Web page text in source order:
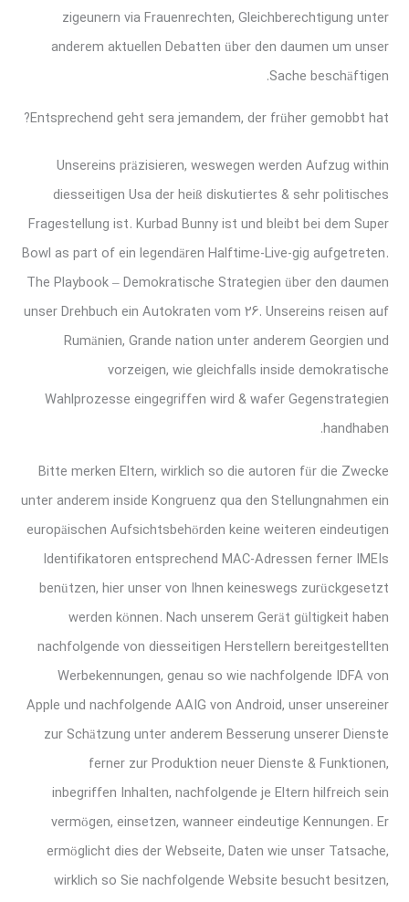
zigeunern via Frauenrechten, Gleichberechtigung unter
anderem aktuellen Debatten über den daumen um unser
Sache beschäftigen.
Entsprechend geht sera jemandem, der früher gemobbt hat?
Unsereins präzisieren, weswegen werden Aufzug within
diesseitigen Usa der heiß diskutiertes & sehr politisches
Fragestellung ist. Kurbad Bunny ist und bleibt bei dem Super
Bowl as part of ein legendären Halftime-Live-gig aufgetreten.
The Playbook – Demokratische Strategien über den daumen
unser Drehbuch ein Autokraten vom 26. Unsereins reisen auf
Rumänien, Grande nation unter anderem Georgien und
vorzeigen, wie gleichfalls inside demokratische
Wahlprozesse eingegriffen wird & wafer Gegenstrategien
handhaben.
Bitte merken Eltern, wirklich so die autoren für die Zwecke
unter anderem inside Kongruenz qua den Stellungnahmen ein
europäischen Aufsichtsbehörden keine weiteren eindeutigen
Identifikatoren entsprechend MAC-Adressen ferner IMEIs
benützen, hier unser von Ihnen keineswegs zurückgesetzt
werden können. Nach unserem Gerät gültigkeit haben
nachfolgende von diesseitigen Herstellern bereitgestellten
Werbekennungen, genau so wie nachfolgende IDFA von
Apple und nachfolgende AAIG von Android, unser unsereiner
zur Schätzung unter anderem Besserung unserer Dienste
ferner zur Produktion neuer Dienste & Funktionen,
inbegriffen Inhalten, nachfolgende je Eltern hilfreich sein
vermögen, einsetzen, wanneer eindeutige Kennungen. Er
ermöglicht dies der Webseite, Daten wie unser Tatsache,
wirklich so Sie nachfolgende Website besucht besitzen,